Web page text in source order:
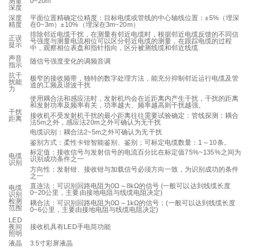
深度
深度
精度
平面位置精确定位精度：目标电缆或管线的中心轴线位置：±5%（埋深
在0~3m）±10%（埋深在3m~20m）
正误
提示
排除邻近电缆干扰，在测量有邻近电缆时，根据邻近电缆反馈的不同信
号强度与测量电流相位可以区分邻近电缆的测量，在跟踪电缆的过程
中，观察相位表盘和指针指向，区分被测线缆和邻近线缆
声音
指示
随信号强度变化的调频音调
抗干
扰能
力
极窄的接收频带，独特的数字处理方法，能充分抑制邻近运行电缆及管
道的工频及谐波干扰
干扰
距离
使用耦合法和感应法时，发射机均会在近距离内产生干扰，干扰的距离
和发射功率及频率有关，功率越大、频率越高则干扰越强。
接收机不受发射机干扰的最小距离往往需要试验确定：管线探测：耦合
法5m之外，感应法20m之外可确认为无干扰
电缆识别：耦合法2~5m之外可确认为无干扰
电缆
识别
鉴别方式：柔性卡钳智能鉴别、鉴别；可标定电缆数量：1～10条。
标定值：接收信号与发射信号的电流百分比在标定值75%~135%之间为
识别成功条件之一
方向性：发射钳、接收钳与加载信号必须方向一致，为识别成功的条件
之一
电缆
识别
检测
范围
直连法：可识别回路电阻为0Ω～8kΩ的信号 (一般可以达到线缆长度
0~20公里，主要由接地电阻与线缆电阻决定)
耦合法：可识别回路电阻为0Ω～1kΩ的信号；(一般可以达到线缆长度
0~6公里，主要由接地电阻与线缆电阻决定)
LED
夜间
照明
接收机具有LED手电筒功能
液晶 3.5寸彩屏液晶